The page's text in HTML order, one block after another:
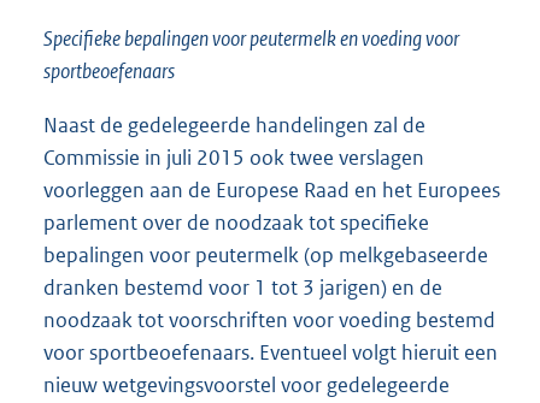
Specifieke bepalingen voor peutermelk en voeding voor
sportbeoefenaars
Naast de gedelegeerde handelingen zal de
Commissie in juli 2015 ook twee verslagen
voorleggen aan de Europese Raad en het Europees
parlement over de noodzaak tot specifieke
bepalingen voor peutermelk (op melkgebaseerde
dranken bestemd voor 1 tot 3 jarigen) en de
noodzaak tot voorschriften voor voeding bestemd
voor sportbeoefenaars. Eventueel volgt hieruit een
nieuw wetgevingsvoorstel voor gedelegeerde